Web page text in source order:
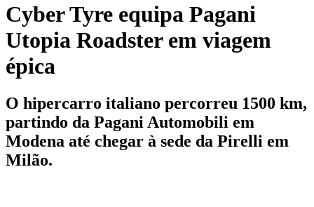
Cyber Tyre equipa Pagani
Utopia Roadster em viagem
épica
O hipercarro italiano percorreu 1500 km,
partindo da Pagani Automobili em
Modena até chegar à sede da Pirelli em
Milão.